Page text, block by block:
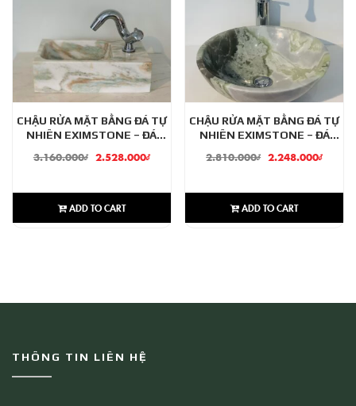
CHẬU RỬA MẶT BẰNG ĐÁ TỰ
NHIÊN EXIMSTONE – ĐÁ
3.160.000₫ 2.528.000₫
ADD TO CART
CHẬU RỬA MẶT BẰNG ĐÁ TỰ
NHIÊN EXIMSTONE – ĐÁ
2.810.000₫ 2.248.000₫
ADD TO CART
THÔNG TIN LIÊN HỆ